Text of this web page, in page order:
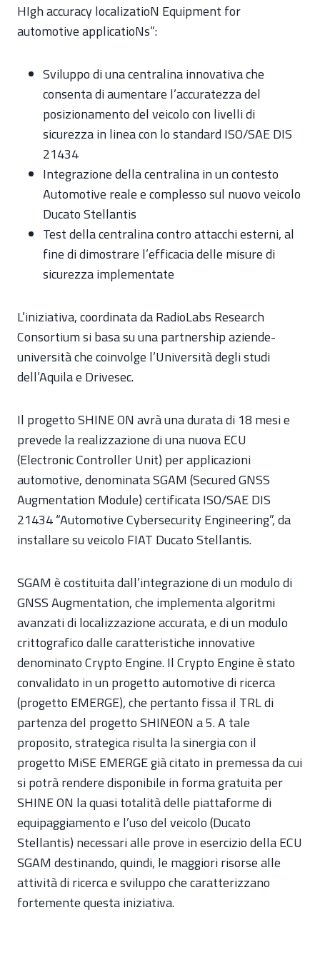
HIgh accuracy localizatioN Equipment for
automotive applicatioNs”:
Sviluppo di una centralina innovativa che
consenta di aumentare l’accuratezza del
posizionamento del veicolo con livelli di
sicurezza in linea con lo standard ISO/SAE DIS
21434
Integrazione della centralina in un contesto
Automotive reale e complesso sul nuovo veicolo
Ducato Stellantis
Test della centralina contro attacchi esterni, al
fine di dimostrare l’efficacia delle misure di
sicurezza implementate
L’iniziativa, coordinata da RadioLabs Research
Consortium si basa su una partnership aziende-
università che coinvolge l’Università degli studi
dell’Aquila e Drivesec.
Il progetto SHINE ON avrà una durata di 18 mesi e
prevede la realizzazione di una nuova ECU
(Electronic Controller Unit) per applicazioni
automotive, denominata SGAM (Secured GNSS
Augmentation Module) certificata ISO/SAE DIS
21434 “Automotive Cybersecurity Engineering”, da
installare su veicolo FIAT Ducato Stellantis.
SGAM è costituita dall’integrazione di un modulo di
GNSS Augmentation, che implementa algoritmi
avanzati di localizzazione accurata, e di un modulo
crittografico dalle caratteristiche innovative
denominato Crypto Engine. Il Crypto Engine è stato
convalidato in un progetto automotive di ricerca
(progetto EMERGE), che pertanto fissa il TRL di
partenza del progetto SHINEON a 5. A tale
proposito, strategica risulta la sinergia con il
progetto MiSE EMERGE già citato in premessa da cui
si potrà rendere disponibile in forma gratuita per
SHINE ON la quasi totalità delle piattaforme di
equipaggiamento e l’uso del veicolo (Ducato
Stellantis) necessari alle prove in esercizio della ECU
SGAM destinando, quindi, le maggiori risorse alle
attività di ricerca e sviluppo che caratterizzano
fortemente questa iniziativa.